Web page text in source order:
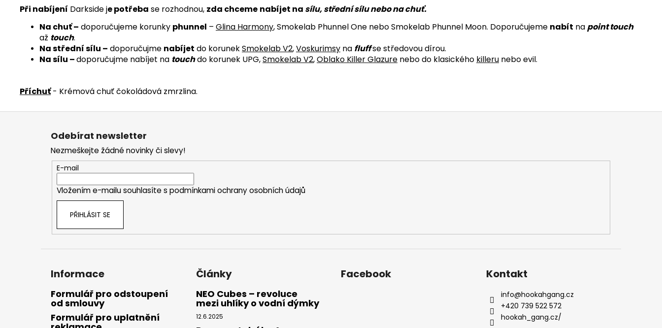
Při nabíjení Darkside je potřeba se rozhodnou, zda chceme nabíjet na sílu, střední sílu nebo na chuť.
Na chuť – doporučujeme korunky phunnel – Glina Harmony, Smokelab Phunnel One nebo Smokelab Phunnel Moon. Doporučujeme nabít napoint touch
až touch.
Na střední sílu – doporučujme nabíjet do korunekSmokelab V2,Voskurimsy na fluffse středovou dírou.
Na sílu –doporučujme nabíjet na touchdo korunek UPG,Smokelab V2,Oblako Killer Glazure nebo do klasického killeru nebo evil.
Příchuť- Krémová chuť čokoládová zmrzlina.
Z
Odebírat newsletter
Nezmeškejte žádné novinky či slevy!
E-mail
Vložením e-mailu souhlasíte s podmínkami ochrany osobních údajů
PŘIHLÁSIT SE
Informace
Formulář pro odstoupení
od smlouvy
Formulář pro uplatnění
Články
NEO Cubes – revoluce
mezi uhlíky o vodní dýmky
12.6.2025
Facebook Kontakt
info@hookahgang.cz
+420 739 522 572
hookah_gang.cz/